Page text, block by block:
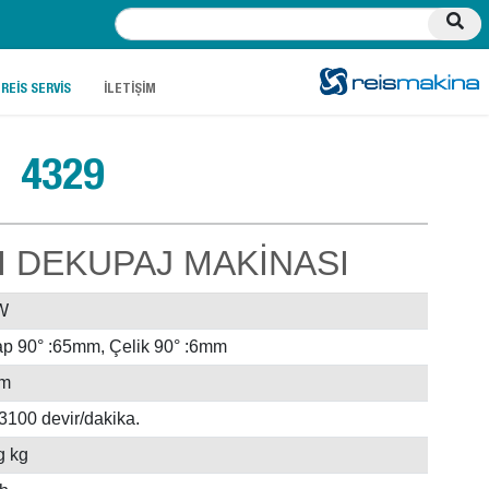
REİS SERVİS İLETİŞİM
4329
DEKUPAJ MAKİNASI
90° :65mm, Çelik 90° :6mm
devir/dakika.
kg